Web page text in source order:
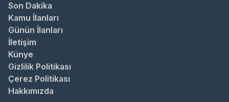
Son Dakika
Kamu İlanları
Günün İlanları
İletişim
Künye
Gizlilik Politikası
Çerez Politikası
Hakkımızda